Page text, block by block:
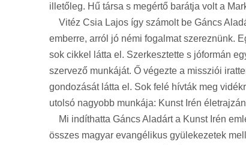
illetőleg. Hű társa s megértő barátja volt a
Vitéz Csia Lajos így számolt be Gáncs
emberre, arról jó némi fogalmat szereznünk.
sok cikkel látta el. Szerkesztette s jóformán
szervező munkáját. Ő végezte a missziói
gondozását látta el. Sok felé hívták meg
utolsó nagyobb munkája: Kunst Irén
Mi indíthatta Gáncs Aladárt a Kunst Irén
összes magyar evangélikus gyülekezetek